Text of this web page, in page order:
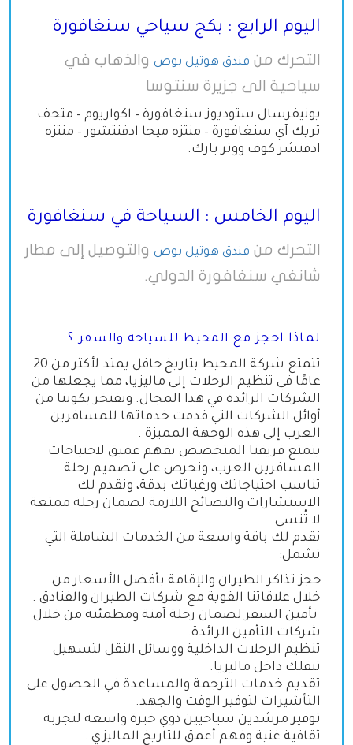
اليوم الرابع : بكج سياحي سنغافورة
التحرك من فندق هوتيل بوص والذهاب في
سياحية الى جزيرة سنتوسا
يونيفرسال ستوديوز سنغافورة – اكواريوم – متحف
تريك آي سنغافورة – منتزه ميجا ادفنتشور – منتزه
ادفنشر كوف ووتر بارك.
اليوم الخامس : السياحة في سنغافورة
التحرك من فندق هوتيل بوص والتوصيل إلى مطار
شانغي سنغافورة الدولي.
لماذا احجز مع المحيط للسياحة والسفر ؟
تتمتع شركة المحيط بتاريخ حافل يمتد لأكثر من 20
عامًا في تنظيم الرحلات إلى ماليزيا، مما يجعلها من
الشركات الرائدة في هذا المجال. ونفتخر بكوننا من
أوائل الشركات التي قدمت خدماتها للمسافرين
العرب إلى هذه الوجهة المميزة .
يتمتع فريقنا المتخصص بفهم عميق لاحتياجات
المسافرين العرب، ونحرص على تصميم رحلة
تناسب احتياجاتك ورغباتك بدقة، ونقدم لك
الاستشارات والنصائح اللازمة لضمان رحلة ممتعة
لا تُنسى.
نقدم لك باقة واسعة من الخدمات الشاملة التي
تشمل:
حجز تذاكر الطيران والإقامة بأفضل الأسعار من
خلال علاقاتنا القوية مع شركات الطيران والفنادق .
تأمين السفر لضمان رحلة آمنة ومطمئنة من خلال
شركات التأمين الرائدة.
تنظيم الرحلات الداخلية ووسائل النقل لتسهيل
تنقلك داخل ماليزيا.
تقديم خدمات الترجمة والمساعدة في الحصول على
التأشيرات لتوفير الوقت والجهد.
توفير مرشدين سياحيين ذوي خبرة واسعة لتجربة
ثقافية غنية وفهم أعمق للتاريخ الماليزي .